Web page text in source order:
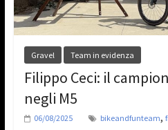
Gravel Team in evidenza
Filippo Ceci: il
negli M5
06/08/2025 bikeandfunteam,